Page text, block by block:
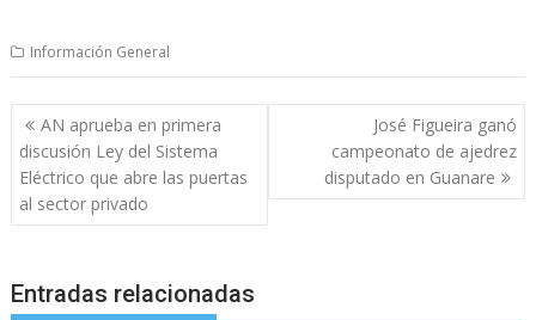
Información General
Navegación
de
entradas
AN aprueba en primera
discusión Ley del Sistema
Eléctrico que abre las puertas
al sector privado
José Figueira ganó
campeonato de ajedrez
disputado en Guanare
Entradas relacionadas